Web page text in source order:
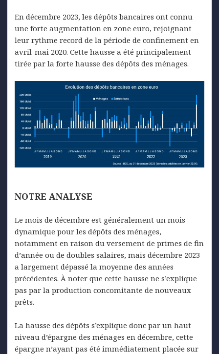
En décembre 2023, les dépôts bancaires ont connu
une forte augmentation en zone euro, rejoignant
leur rythme record de la période de confinement en
avril-mai 2020. Cette hausse a été principalement
tirée par la forte hausse des dépôts des ménages.
NOTRE ANALYSE
Le mois de décembre est généralement un mois
dynamique pour les dépôts des ménages,
notamment en raison du versement de primes de fin
d’année ou de doubles salaires, mais décembre 2023
a largement dépassé la moyenne des années
précédentes. À noter que cette hausse ne s’explique
pas par la production concomitante de nouveaux
prêts.
La hausse des dépôts s’explique donc par un haut
niveau d’épargne des ménages en décembre, cette
épargne n’ayant pas été immédiatement placée sur